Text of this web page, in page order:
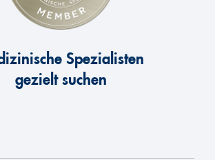
Spezialisten
gezielt suchen